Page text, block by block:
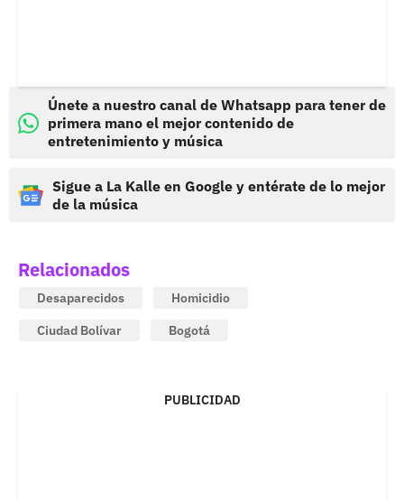
Únete a nuestro canal de Whatsapp para tener de
primera mano el mejor contenido de
entretenimiento y música
Sigue a La Kalle en Google y entérate de lo mejor
de la música
Relacionados
Desaparecidos
Homicidio
Ciudad Bolívar
Bogotá
PUBLICIDAD